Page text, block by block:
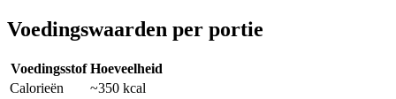
Voedingswaarden per portie
Voedingsstof Hoeveelheid
Calorieën
~350 kcal